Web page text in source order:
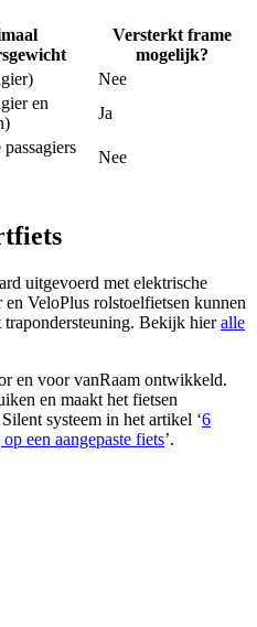
Versterkt frame
mogelijk?
Nee
en
Ja
Nee
uitgevoerd met elektrische
VeloPlus rolstoelfietsen kunnen
Bekijk hieralle
en voor vanRaam ontwikkeld.
en maakt het fietsen
systeem in het artikel ‘6
een aangepaste fiets’.